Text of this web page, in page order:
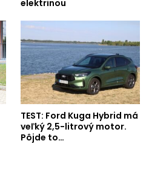
elektrinou
TEST: Ford Kuga Hybrid má
veľký 2,5-litrový motor.
Pôjde to…